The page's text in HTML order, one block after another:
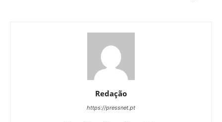
Redação
https://pressnet.pt